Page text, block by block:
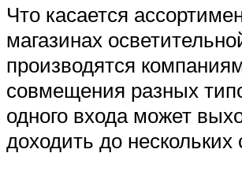
Что касается
магазинах
производятся
совмещения разных
одного входа может
доходить до нескольких